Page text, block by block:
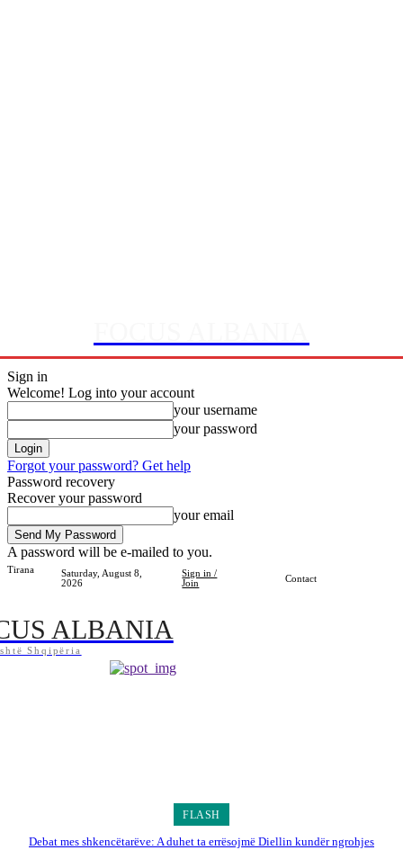
Sign in
Welcome! Log into your account
your username
your password
Forgot your password? Get help
Password recovery
Recover your password
your email
A password will be e-mailed to you.
Tirana
Saturday, August 8,
2026
Sign in /
Join
Contact
ALBANIA
Shqipëria
FLASH
Debat mes shkencëtarëve: A duhet ta errësojmë Diellin kundër ngrohjes